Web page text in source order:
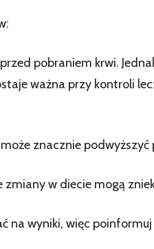
pobraniem krwi.
ważna przy kontroli
znacznie
w diecie mogą
na wyniki, więc